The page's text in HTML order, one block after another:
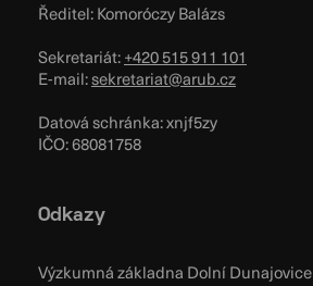
Ředitel: Komoróczy Balázs
Sekretariát:+420 515 911 101
E-mail:sekretariat@arub.cz
Datová schránka: xnjf5zy
IČO: 68081758
Odkazy
Výzkumná základna Dolní Dunajovice